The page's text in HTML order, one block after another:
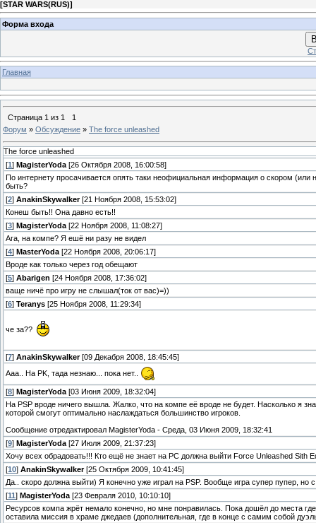
[STAR WARS(RUS)]
Форма входа
Главная
Страница 1 из 1
1
Форум » Обсуждение » The force unleashed
The force unleashed
[1 ] MagisterYoda [26 Октября 2008, 16:00:58]
По интернету просачивается опять таки неофициальная информация о скором
быть?
[2] AnakinSkywalker[21 Ноября 2008, 15:53:02]
Конеш быть!! Она давно есть!!
[3] MagisterYoda [22 Ноября 2008, 11:08:27]
Ага, на компе? Я ешё ни разу не видел
[4] MasterYoda [22 Ноября 2008, 20:06:17]
Вроде как только через год обещают
[5] Abarigen [24 Ноября 2008, 17:36:02]
ваще ничё про игру не слышал(ток от вас)=))
[6] Teranys [25 Ноября 2008, 11:29:34]
че за??
[7] AnakinSkywalker[09 Декабря 2008, 18:45:45]
Ааа.. На PK, тада незнаю... пока нет..
[8] MagisterYoda [03 Июня 2009, 18:32:04]
На PSP вроде ничего вышла. Жалко, что на компе её вроде не будет. Насколько я
которой смогут оптимально наслаждаться большинство игроков.
Сообщение отредактировал MagisterYoda - Среда, 03 Июня 2009, 18:32:41
[9] MagisterYoda [27 Июля 2009, 21:37:23]
Хочу всех обрадовать!!! Кто ещё не знает на PC должна выйти Force Unleashed Sith
[10] AnakinSkywalker[25 Октября 2009, 10:41:45]
Да.. скоро должна выйти) Я конечно уже играл на PSP. Вообще игра супер пупер,
[11 ] MagisterYoda [23 Февраля 2010, 10:10:10]
Ресурсов компа жрёт немало конечно, но мне понравилась. Пока дошёл до места
оставила миссия в храме джедаев (дополнительная, где в конце с самим собой